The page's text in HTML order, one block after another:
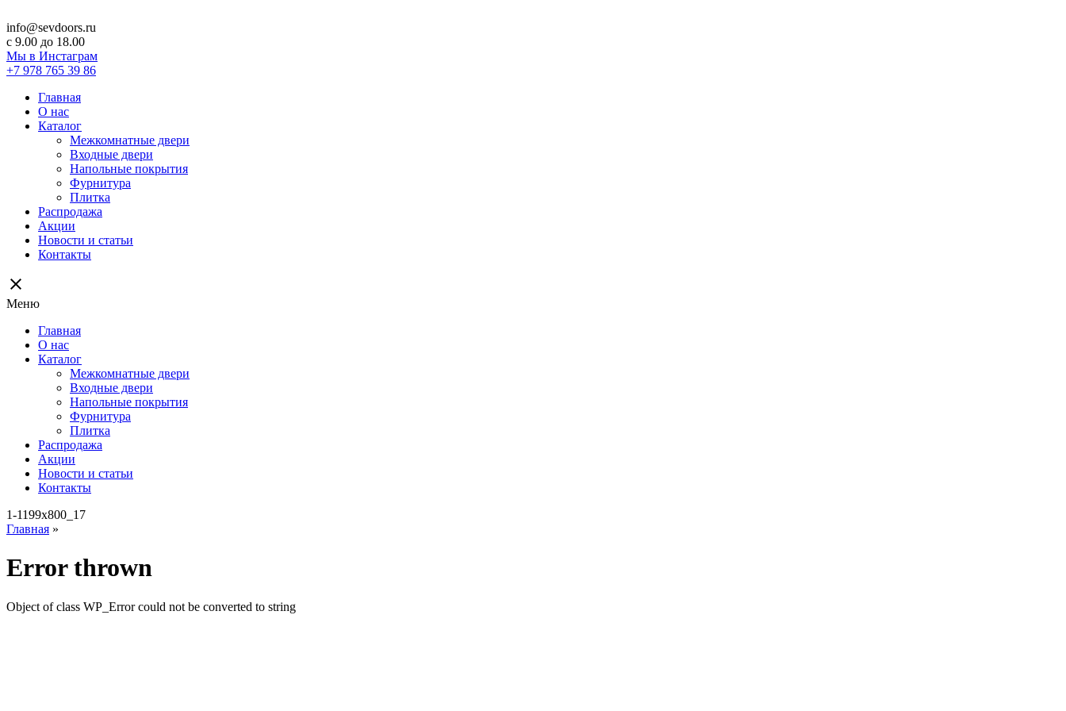
info@sevdoors.ru
c 9.00 до 18.00
Мы в Инстаграм
+7 978 765 39 86
Главная
О нас
Каталог
Межкомнатные двери
Входные двери
Напольные покрытия
Фурнитура
Плитка
Распродажа
Акции
Новости и статьи
Контакты
close
Меню
Главная
О нас
Каталог
Межкомнатные двери
Входные двери
Напольные покрытия
Фурнитура
Плитка
Распродажа
Акции
Новости и статьи
Контакты
1-1199x800_17
Главная »
Error thrown
Object of class WP_Error could not be converted to string